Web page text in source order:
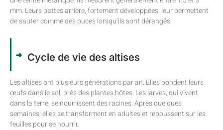
mm. Leurs pattes arrière, fortement développées, leur permettent
de sauter comme des puces lorsqu’ils sont dérangés.
Cycle de vie des altises
Les altises ont plusieurs générations par an. Elles pondent leurs
œufs dans le sol, près des plantes hôtes. Les larves, qui vivent
dans la terre, se nourrissent des racines. Après quelques
semaines, elles se transforment en adultes et repoussent sur les
feuilles pour se nourrir.